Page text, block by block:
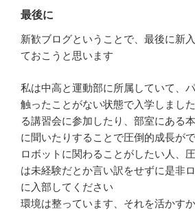
最後に
新歓ブログということで、最後に新
ておこうと思います
私は中高と運動部に所属していて、
触ったことがない状態で入学しまし
る講習会に参加したり、部室にある
に聞いたりすることで圧倒的成長が
ロボットに関わることがしたい人、
は未経験だとか言い訳をせずに是非
に入部してください
環境は整っています、それを活かす